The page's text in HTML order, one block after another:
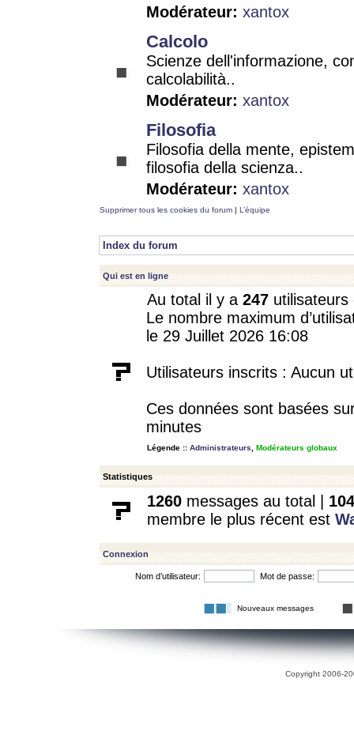
Modérateur: xantox
Calcolo
Scienze dell'informazione,
calcolabilità..
Modérateur: xantox
Filosofia
Filosofia della mente,
filosofia della scienza..
Modérateur: xantox
Supprimer tous les cookies du forum | L’équipe
Index du forum
Qui est en ligne
Au total il y a 247
Le nombre maximum
le 29 Juillet 2026 16:08
Utilisateurs inscrits : Aucun
Ces données sont basées
minutes
Légende :: Administrateurs Modérateurs globaux
Statistiques
1260 messages au total | 104
membre le plus récent est
Connexion
Nom d’utilisateur: Mot de passe:
Nouveaux messages
Copyright 2006-